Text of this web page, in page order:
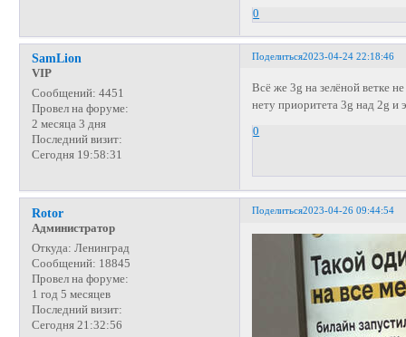
0
Поделиться2023-04-24 22:18:46
SamLion
VIP
Сообщений: 4451
Провел на форуме:
2 месяца 3 дня
Последний визит:
Сегодня 19:58:31
Всё же 3g на зелёной ветке
нету приоритета 3g над 2g и
0
Поделиться2023-04-26 09:44:54
Rotor
Администратор
Откуда: Ленинград
Сообщений: 18845
Провел на форуме:
1 год 5 месяцев
Последний визит:
Сегодня 21:32:56